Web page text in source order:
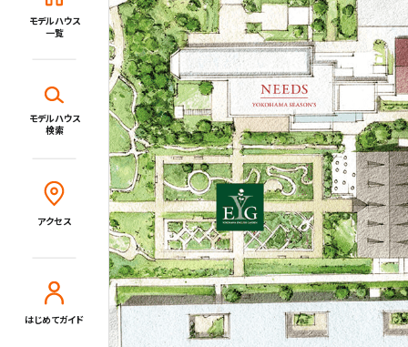
モデルハウス
一覧
モデルハウス
検索
アクセス
はじめてガイド
住宅展示場とは?
tvkハウジングプラザ横浜について
イベント・セミナー・キャンペーン
新着情報一覧
施設・サービス
アクセス
住まいと暮らしのコラム
住宅展示場出展に関するご案内